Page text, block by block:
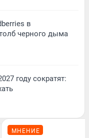
в
черного дыма
году сократят:
МНЕНИЕ